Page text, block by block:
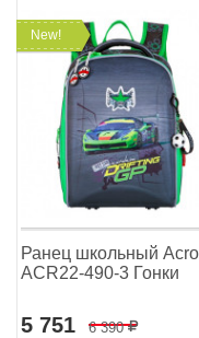
New!
Ранец школьный
ACR22-490-3 Гонки
5 751 6 390Р